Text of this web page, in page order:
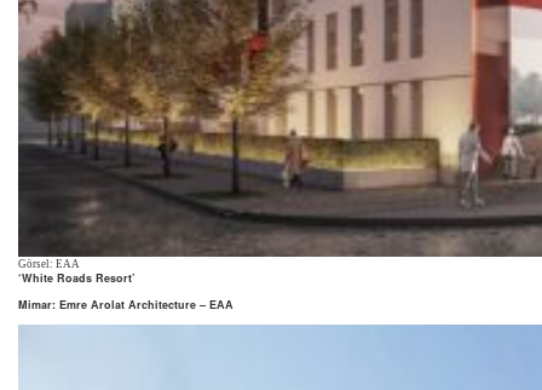
Görsel: EAA
‘White Roads Resort’
Mimar: Emre Arolat Architecture – EAA